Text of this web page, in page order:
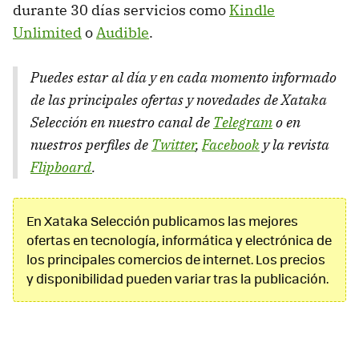
durante 30 días servicios como Kindle
UnlimitedoAudible.
Puedes estar al día y en cada momento informado
de las principales ofertas y novedades de Xataka
Selección en nuestro canal de Telegramo en
nuestros perfiles de Twitter,Facebook y la revista
Flipboard.
En Xataka Selección publicamos las mejores
ofertas en tecnología, informática y electrónica de
los principales comercios de internet. Los precios
y disponibilidad pueden variar tras la publicación.